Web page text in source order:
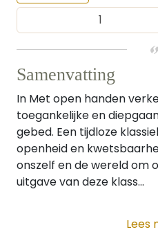
Samenvatting
In Met open handen
toegankelijke en
gebed. Een tijdloze
openheid en
onszelf en de wereld om
uitgave van deze klass...
Lees